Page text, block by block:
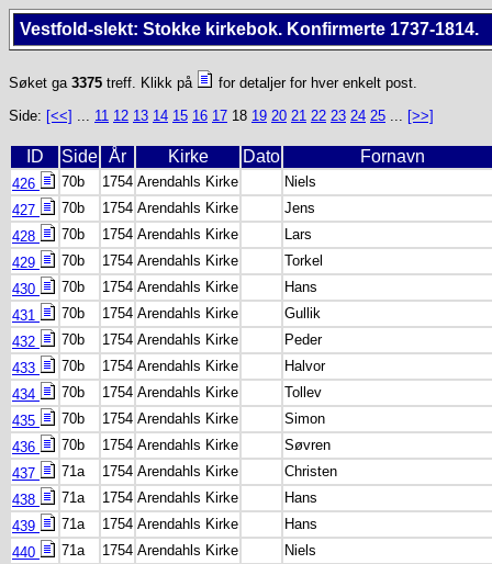
Vestfold-slekt: Stokke kirkebok. Konfirmerte 1737-1814.
Søket ga 3375 treff. Klikk på
for detaljer for hver enkelt post.
Side: [<<] ... 11 12 13 14 15 16 17 18 19 20 21 22 23 24 25 ... [>>]
ID Side År Kirke Dato Fornavn
426 70b 1754 Arendahls Kirke
Niels
427
70b 1754 Arendahls Kirke
Jens
428
70b 1754 Arendahls Kirke
Lars
429
70b 1754 Arendahls Kirke
Torkel
430
70b 1754 Arendahls Kirke
Hans
431
70b 1754 Arendahls Kirke
Gullik
432
70b 1754 Arendahls Kirke
Peder
433
70b 1754 Arendahls Kirke
Halvor
434
70b 1754 Arendahls Kirke
Tollev
435
70b 1754 Arendahls Kirke
Simon
436
70b 1754 Arendahls Kirke
Søvren
437
71a 1754 Arendahls Kirke
Christen
438
71a 1754 Arendahls Kirke
Hans
439
71a 1754 Arendahls Kirke
Hans
440
71a 1754 Arendahls Kirke
Niels